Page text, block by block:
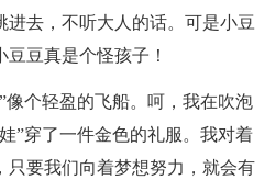
进去，不听大人的话。可是小豆
豆真是个怪孩子！
像个轻盈的飞船。呵，我在吹泡
”穿了一件金色的礼服。我对着
只要我们向着梦想努力，就会有